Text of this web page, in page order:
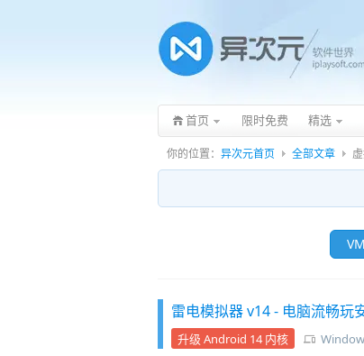
首页 限时免费 精选
你的位置： 异次元首页 全部文章
雷电模拟器 v14 - 电脑流畅
升级 Android 14 内核